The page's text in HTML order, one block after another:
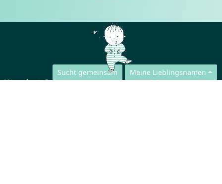
Sucht gemeinsam Meine Lieblingsnamen
Kontakt Presse
Datenschutzerklärung der App